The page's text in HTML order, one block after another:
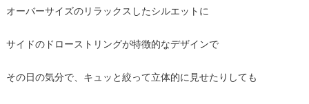
オーバーサイズのリラックスしたシルエットに
サイドのドローストリングが特徴的なデザインで
その日の気分で、キュッと絞って立体的に見せたりしても